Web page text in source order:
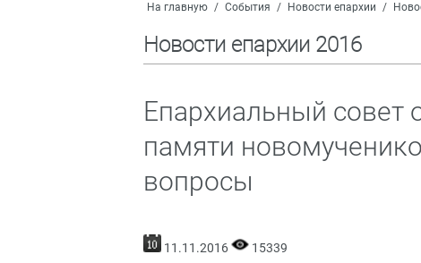
На главную / События / Новости епархии /
Новости епархии 2016
Епархиальный совет
памяти
вопросы
11.11.2016 15339